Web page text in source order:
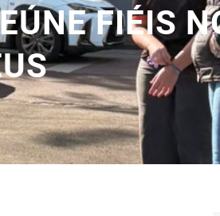
FIÉIS